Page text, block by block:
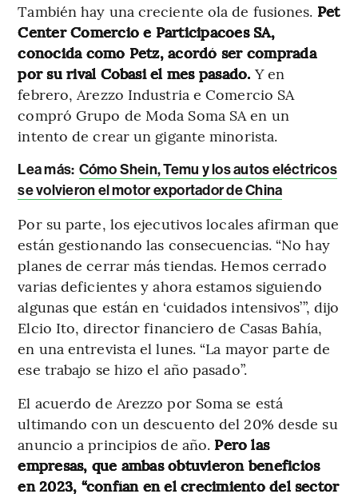
También hay una creciente ola de fusiones. Pet
Center Comercio e Participacoes SA,
conocida como Petz, acordó ser comprada
por su rival Cobasi el mes pasado. Y en
febrero, Arezzo Industria e Comercio SA
compró Grupo de Moda Soma SA en un
intento de crear un gigante minorista.
Lea más: Cómo Shein, Temu y los autos eléctricos
se volvieron el motor exportador de China
Por su parte, los ejecutivos locales afirman que
están gestionando las consecuencias. “No hay
planes de cerrar más tiendas. Hemos cerrado
varias deficientes y ahora estamos siguiendo
algunas que están en ‘cuidados intensivos’”, dijo
Elcio Ito, director financiero de Casas Bahía,
en una entrevista el lunes. “La mayor parte de
ese trabajo se hizo el año pasado”.
El acuerdo de Arezzo por Soma se está
ultimando con un descuento del 20% desde su
anuncio a principios de año. Pero las
empresas, que ambas obtuvieron beneficios
en 2023, “confían en el crecimiento del sector